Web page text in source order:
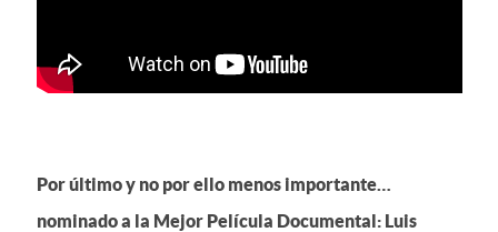
Por último y no por ello menos importante…
nominado a la Mejor Película Documental: Luis